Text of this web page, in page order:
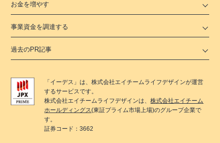
お金を増やす
事業資金を調達する
過去のPR記事
「 イーデス 」は、株式会社エイチームライフデザインが運営
するサービスです。
株式会社エイチームライフデザインは、株式会社エイチーム
ホールディングス(東証プライム市場上場)のグループ企業で
す。
証券コード：3662